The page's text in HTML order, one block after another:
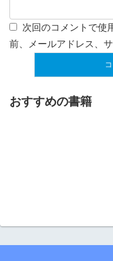
次回のコメントで使
前、メールアドレス、
おすすめの書籍